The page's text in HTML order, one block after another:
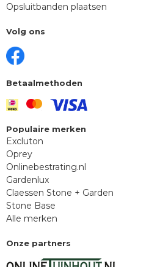
Opsluitbanden plaatsen
Volg ons
Betaalmethoden
Populaire merken
Excluton
Oprey
Onlinebestrating.nl
Gardenlux
Claessen Stone + Garden
Stone Base
Alle merken
Onze partners